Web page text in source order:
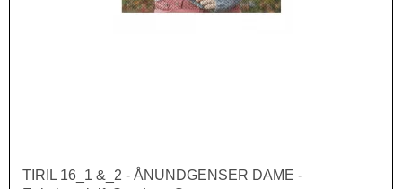
TIRIL 16_1 &_2 - ÅNUNDGENSER DAME -